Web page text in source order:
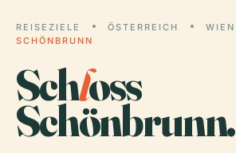
REISEZIELE ÖSTERREICH WIEN
SCHÖNBRUNN
Schloss
Schönbrunn.